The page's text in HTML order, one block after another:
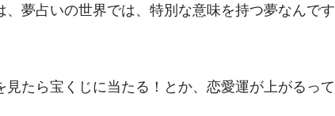
、夢占いの世界では、特別な意味を持つ夢なんです
見たら宝くじに当たる！とか、恋愛運が上がるって